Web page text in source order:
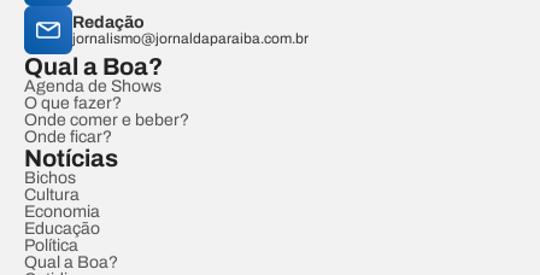
Redação
jornalismo@jornaldaparaiba.com.br
Qual a Boa?
Agenda de Shows
O que fazer?
Onde comer e beber?
Onde ficar?
Notícias
Bichos
Cultura
Economia
Educação
Política
Qual a Boa?